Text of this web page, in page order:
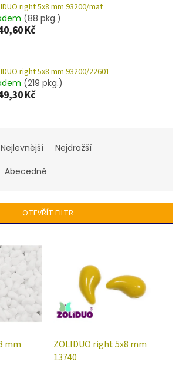
right 5x8 mm 93200/mat
(88 pkg.)
Kč
right 5x8 mm 93200/22601
(219 pkg.)
Kč
Nejlevnější
Nejdražší
Abecedně
OTEVŘÍT FILTR
mm
ZOLIDUO right 5x8 mm
13740